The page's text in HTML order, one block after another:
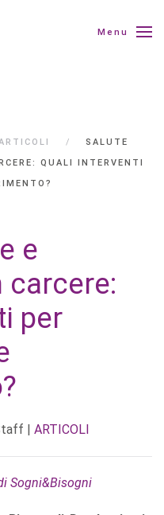
Menu
SALUTE
QUALI INTERVENTI
e
carcere:
per
| ARTICOLI
Sogni&Bisogni